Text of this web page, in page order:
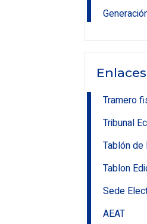
Tramero
Tribunal
Tablón
Tablon
Sede
AEAT